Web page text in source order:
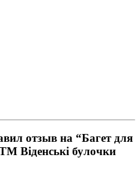
отзыв на “Багет для
Віденські булочки